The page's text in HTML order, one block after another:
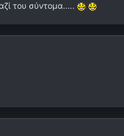
του σύντομα.....